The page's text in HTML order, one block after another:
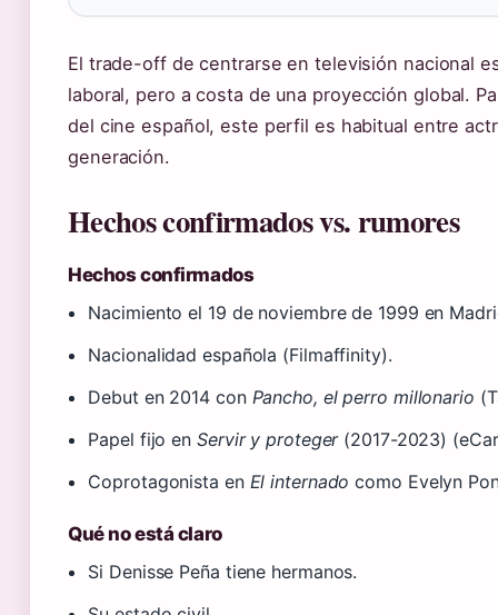
El trade-off de centrarse en televisión nacional
laboral, pero a costa de una proyección global.
del cine español, este perfil es habitual entre
generación.
Hechos confirmados vs. rumores
Hechos confirmados
Nacimiento el 19 de noviembre de 1999 en
Nacionalidad española (Filmaffinity).
Debut en 2014 con Pancho, el perro millonario
Papel fijo en Servir y proteger(2017-2023)
Coprotagonista en El internado como Evelyn
Qué no está claro
Si Denisse Peña tiene hermanos.